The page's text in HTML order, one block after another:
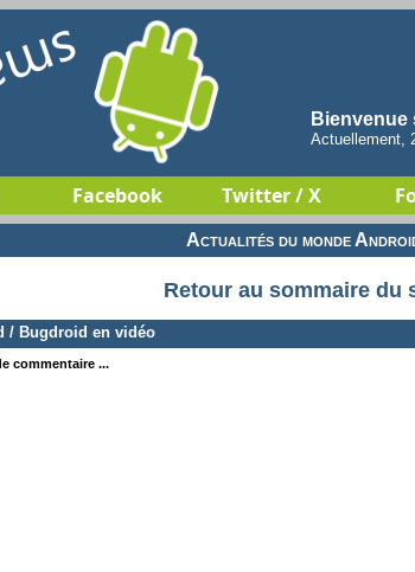
Actuellement,
Facebook Twitter / X
Actualités du monde
Retour au sommaire du
/ Bugdroid en vidéo
commentaire ...